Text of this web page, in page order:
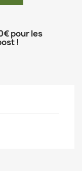
pour les
!